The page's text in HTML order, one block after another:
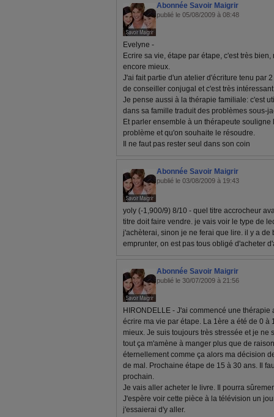
Abonnée Savoir Maigrir
publié le 05/08/2009 à 08:48
Evelyne -
Ecrire sa vie, étape par étape, c'est très
encore mieux.
J'ai fait partie d'un atelier d'écriture tenu par
de conseiller conjugal et c'est très
Je pense aussi à la thérapie familiale: c'est
dans sa famille traduit des problèmes sous-
Et parler ensemble à un thérapeute
problème et qu'on souhaite le résoudre.
Il ne faut pas rester seul dans son coin
Abonnée Savoir Maigrir
publié le 03/08/2009 à 19:43
yoly (-1,900/9) 8/10 - quel titre accrocheur
titre doit faire vendre. je vais voir le type de
j'achèterai, sinon je ne ferai que lire. il y a
emprunter, on est pas tous obligé d'acheter
Abonnée Savoir Maigrir
publié le 30/07/2009 à 21:56
HIRONDELLE - J'ai commencé une thérapie
écrire ma vie par étape. La 1ère a été de 0 à
mieux. Je suis toujours très stressée et je ne
tout ça m'amène à manger plus que de
éternellement comme ça alors ma décision
de mal. Prochaine étape de 15 à 30 ans. Il
prochain.
Je vais aller acheter le livre. Il pourra
J'espère voir cette pièce à la télévision un
j'essaierai d'y aller.